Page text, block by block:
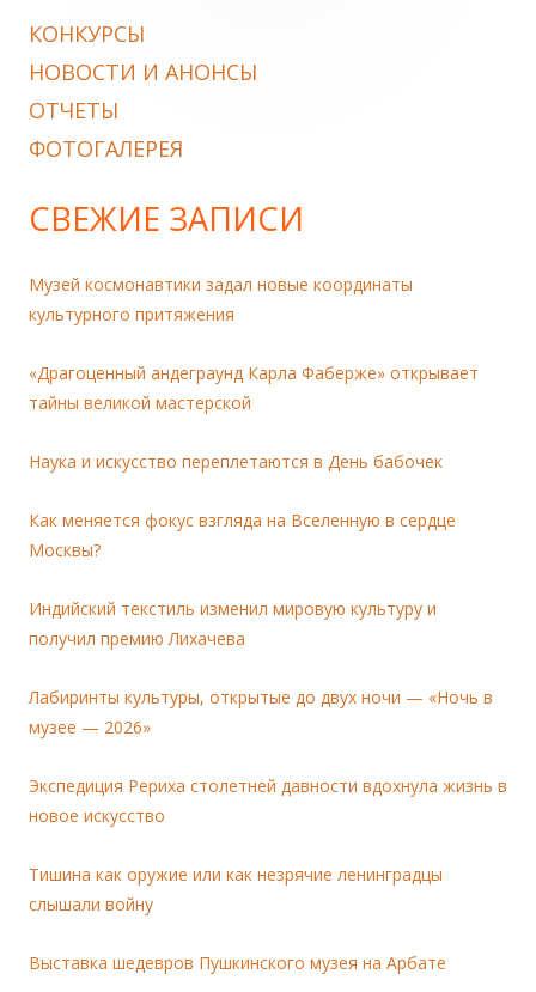
Sidebar
КОНКУРСЫ
НОВОСТИ И АНОНСЫ
ОТЧЕТЫ
ФОТОГАЛЕРЕЯ
СВЕЖИЕ ЗАПИСИ
Музей космонавтики задал новые координаты
культурного притяжения
«Драгоценный андеграунд Карла Фаберже» открывает
тайны великой мастерской
Наука и искусство переплетаются в День бабочек
Как меняется фокус взгляда на Вселенную в сердце
Москвы?
Индийский текстиль изменил мировую культуру и
получил премию Лихачева
Лабиринты культуры, открытые до двух ночи — «Ночь в
музее — 2026»
Экспедиция Рериха столетней давности вдохнула жизнь в
новое искусство
Тишина как оружие или как незрячие ленинградцы
слышали войну
Выставка шедевров Пушкинского музея на Арбате